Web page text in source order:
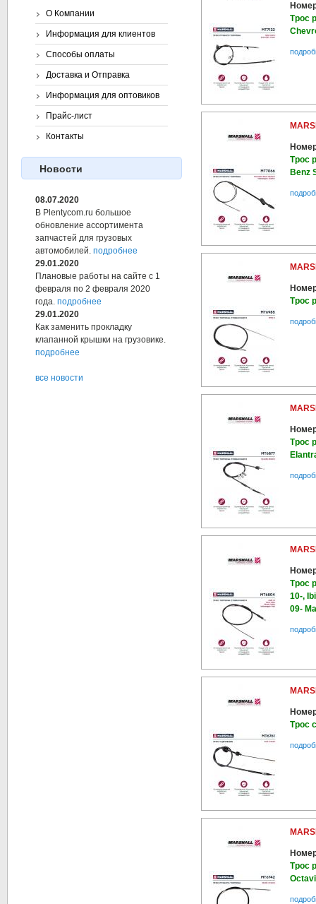
Трос
Трос
Benz
Трос
Трос
Трос
10-,
09-
Трос
Трос
О Компании
Информация для клиентов
Способы оплаты
Доставка и Отправка
Информация для оптовиков
Прайс-лист
Контакты
Новости
08.07.2020
В Plentycom.ru большое
обновление ассортимента
запчастей для грузовых
автомобилей. подробнее
29.01.2020
Плановые работы на сайте с 1
февраля по 2 февраля 2020
года. подробнее
29.01.2020
Как заменить прокладку
клапанной крышки на грузовике.
подробнее
все новости